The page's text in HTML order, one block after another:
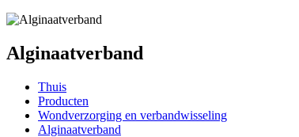
Alginaatverband
Thuis
Producten
Wondverzorging en verbandwisseling
Alginaatverband